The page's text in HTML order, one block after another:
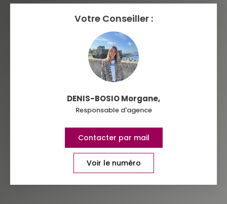
RESTAURANTS ET CAFÉS COMMERCES
Votre Conseiller :
DENIS-BOSIO Morgane,
Responsable d'agence
Contacter par mail
Voir le numéro